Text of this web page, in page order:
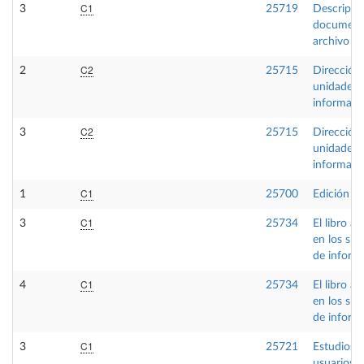
3 C1 25719
archivo
2 C2 25715
Dirección
unidades
3 C2 25715
Dirección
unidades
1 C1 25700 Edición
3 C1 25734
El libro
en los
de
4 C1 25734
El libro
en los
de
3 C1 25721
Estudios